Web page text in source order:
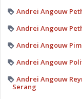
Andrei Angouw
Andrei Angouw
Andrei Angouw
Andrei Angouw
Andrei Angouw
Serang